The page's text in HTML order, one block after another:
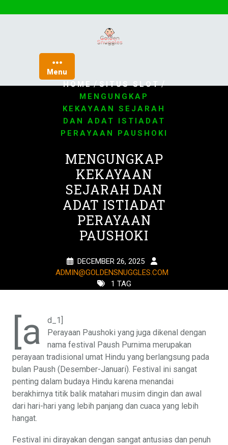
to
Menu
HOME/SITUS SLOT/
MENGUNGKAP
KEKAYAAN SEJARAH
DAN ADAT ISTIADAT
PERAYAAN PAUSHOKI
MENGUNGKAP
KEKAYAAN
SEJARAH DAN
ADAT ISTIADAT
PERAYAAN
PAUSHOKI
DECEMBER 26, 2025
ADMIN@GOLDENSNUGGLES.COM
1 TAG
[a
d_1]
Perayaan Paushoki yang juga dikenal dengan
nama festival Paush Purnima merupakan
perayaan tradisional umat Hindu yang berlangsung pada
bulan Paush (Desember-Januari). Festival ini sangat
penting dalam budaya Hindu karena menandai
berakhirnya titik balik matahari musim dingin dan awal
dari hari-hari yang lebih panjang dan cuaca yang lebih
hangat.
Festival ini dirayakan dengan sangat antusias dan penuh